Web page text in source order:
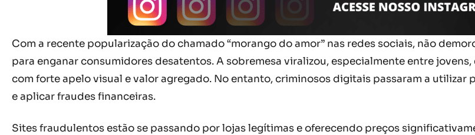
Com a recente popularização do chamado “morango do amor” nas redes sociais, não
para enganar consumidores desatentos. A sobremesa viralizou, especialmente entre
com forte apelo visual e valor agregado. No entanto, criminosos digitais passaram a
e aplicar fraudes financeiras.
Sites fraudulentos estão se passando por lojas legítimas e oferecendo preços